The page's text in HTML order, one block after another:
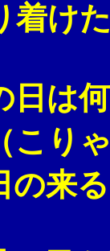
着け
何を
こり
るこ